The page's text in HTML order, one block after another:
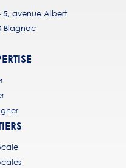
5, avenue Albert
Blagnac